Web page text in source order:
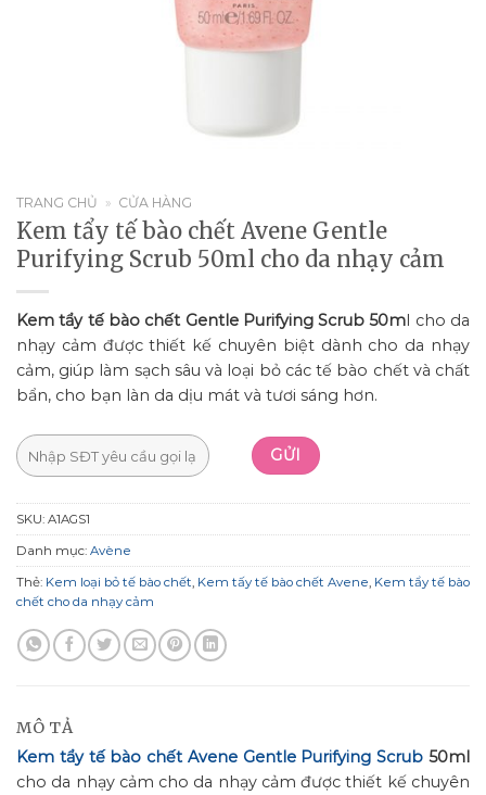
TRANG CHỦ » CỬA HÀNG
Kem tẩy tế bào chết Avene Gentle
Purifying Scrub 50ml cho da nhạy cảm
Kem tẩy tế bào chết Gentle Purifying Scrub 50m l cho da
nhạy cảm được thiết kế chuyên biệt dành cho da nhạy
cảm, giúp làm sạch sâu và loại bỏ các tế bào chết và chất
bẩn, cho bạn làn da dịu mát và tươi sáng hơn.
SKU: A1AGS1
Danh mục: Avène
Thẻ: Kem loại bỏ tế bào chết, Kem tấy tế bào chết Avene, Kem tẩy tế bào
chết cho da nhạy cảm
MÔ TẢ
Kem tẩy tế bào chết Avene Gentle Purifying Scrub 50ml
cho da nhạy cảm cho da nhạy cảm được thiết kế chuyên